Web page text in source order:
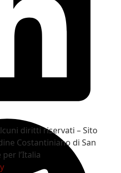
diritti riservati – Sito
Costantiniano di San
l’Italia